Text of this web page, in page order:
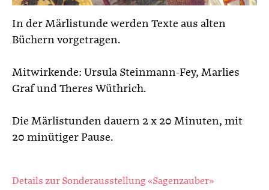
In der Märlistunde werden Texte aus alten
Büchern vorgetragen.
Mitwirkende: Ursula Steinmann-Fey, Marlies
Graf und Theres Wüthrich.
Die Märlistunden dauern 2 x 20 Minuten, mit
20 minütiger Pause.
Details zur Sonderausstellung «Sagenzauber»